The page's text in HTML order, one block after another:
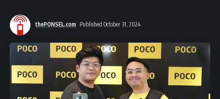
thePONSEL.com Published October 31, 2024